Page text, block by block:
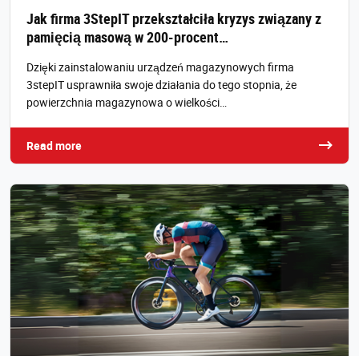
Jak firma 3StepIT przekształciła kryzys związany z
pamięcią masową w 200-procent…
Dzięki zainstalowaniu urządzeń magazynowych firma
3stepIT usprawniła swoje działania do tego stopnia, że
powierzchnia magazynowa o wielkości…
Read more